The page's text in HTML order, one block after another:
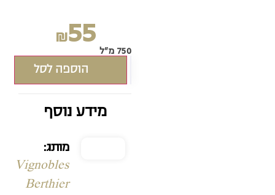
₪55
750 מ"ל
הוספה לסל
מידע נוסף
מותג:
Vignobles
Berthier